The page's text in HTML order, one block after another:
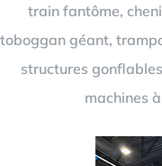
train fantôme,
toboggan géant,
structures
machines